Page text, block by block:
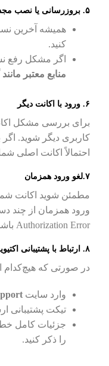
۵. بروزرسانی یا نصب مجدد بازی
کنید.
اگر مشکل رفع
منابع معتبر
۶. ورود با اکانت دیگر
برای بررسی مشکل
کاربری دیگر شوید.
احتمالاً اکانت اصلی
۷.لغو ورود همزمان
مطمئن شوید اکانت
ورود همزمان از چند
Authorization Error باشد.
۸. ارتباط با پشتیبانی اکتیویژن
در صورتی که هیچ‌کدام
وارد سایت
تیکت پشتیبانی
جزئیات کامل
را ذکر کنید.